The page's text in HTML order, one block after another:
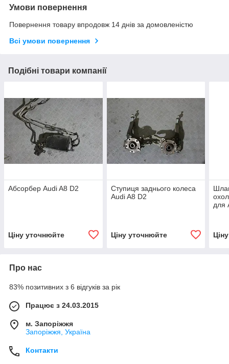
Умови повернення
Повернення товару впродовж 14 днів за домовленістю
Всі умови повернення
Подібні товари компанії
Абсорбер Audi A8 D2
Ціну уточнюйте
Ступиця заднього колеса
Audi A8 D2
Ціну уточнюйте
для
Про нас
83% позитивних з 6 відгуків за рік
Працює з 24.03.2015
м. Запоріжжя
Запоріжжя, Україна
Контакти